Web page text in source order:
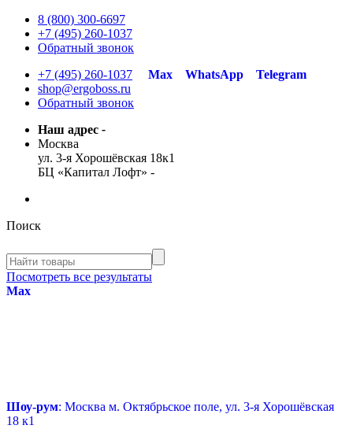
8 (800) 300-6697
+7 (495) 260-1037
Обратный звонок
+7 (495) 260-1037
Max WhatsApp
Telegram
shop@ergoboss.ru
Обратный звонок
Наш адрес -
Москва
ул. 3-я Хорошёвская 18к1
БЦ «Капитал Лофт» -
Поиск
Посмотреть все результаты
Max
Шоу-рум: Москва м. Октябрьское поле, ул. 3-я Хорошёвская
18 к1